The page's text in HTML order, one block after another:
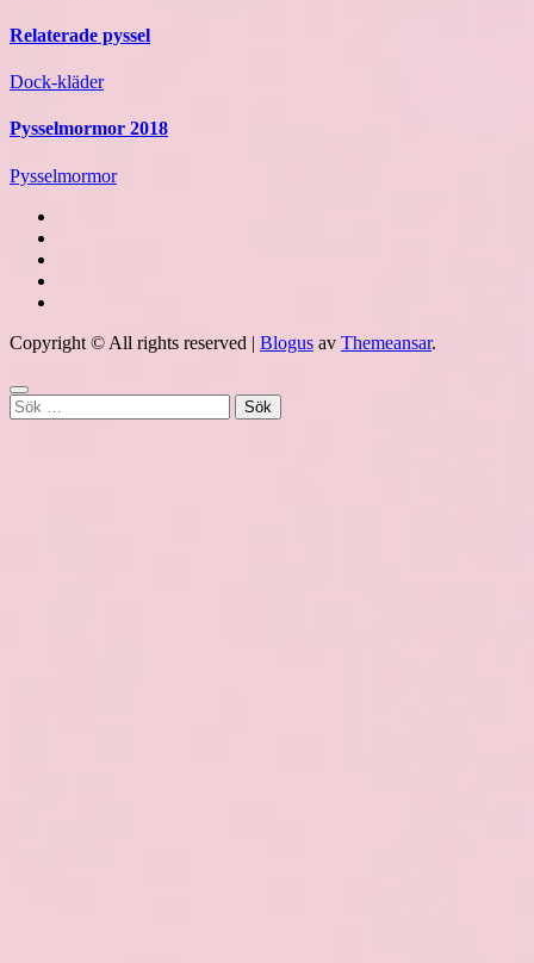
Relaterade pyssel
Dock-kläder
Pysselmormor 2018
Pysselmormor
Copyright © All rights reserved | Blogus av Themeansar.
Sök
efter: